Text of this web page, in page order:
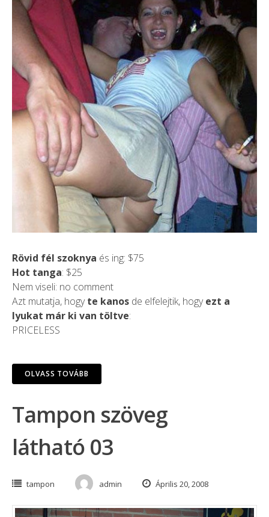
Rövid fél szoknya és ing: $75
Hot tanga: $25
Nem viseli: no comment
Azt mutatja, hogyte kanos de elfelejtik, hogyezt a
lyukat már ki van töltve:
PRICELESS
OLVASS TOVÁBB
Tampon szöveg
látható 03
tampon admin Április 20, 2008